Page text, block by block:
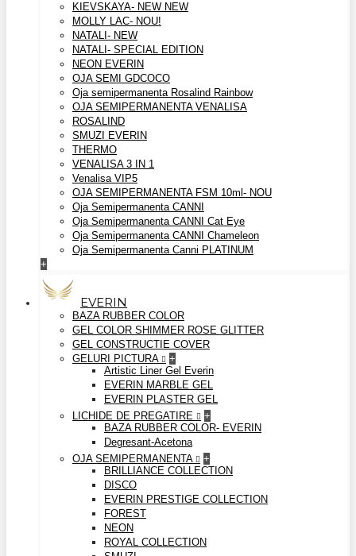
KIEVSKAYA- NEW NEW
MOLLY LAC- NOU!
NATALI- NEW
NATALI- SPECIAL EDITION
NEON EVERIN
OJA SEMI GDCOCO
Oja semipermanenta Rosalind Rainbow
OJA SEMIPERMANENTA VENALISA
ROSALIND
SMUZI EVERIN
THERMO
VENALISA 3 IN 1
Venalisa VIP5
OJA SEMIPERMANENTA FSM 10ml- NOU
Oja Semipermanenta CANNI
Oja Semipermanenta CANNI Cat Eye
Oja Semipermanenta CANNI Chameleon
Oja Semipermanenta Canni PLATINUM
+
EVERIN
BAZA RUBBER COLOR
GEL COLOR SHIMMER ROSE GLITTER
GEL CONSTRUCTIE COVER
GELURI PICTURA
+
Artistic Liner Gel Everin
EVERIN MARBLE GEL
EVERIN PLASTER GEL
LICHIDE DE PREGATIRE
+
BAZA RUBBER COLOR- EVERIN
Degresant-Acetona
OJA SEMIPERMANENTA
+
BRILLIANCE COLLECTION
DISCO
EVERIN PRESTIGE COLLECTION
FOREST
NEON
ROYAL COLLECTION